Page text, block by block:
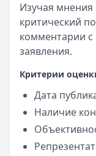
Изучая мнения
критический
комментарии
заявления.
Критерии
Дата
Наличие